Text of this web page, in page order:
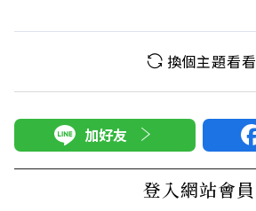
換個主題看看
加好友
登入網站會員